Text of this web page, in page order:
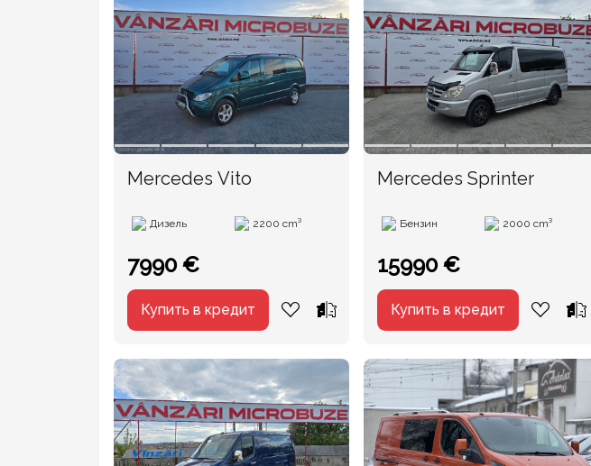
Mercedes Vito
Дизель 2200 cm³
7990 €
Купить в кредит
Mercedes Sprinter
Бензин 2000 cm³
15990 €
Купить в кредит